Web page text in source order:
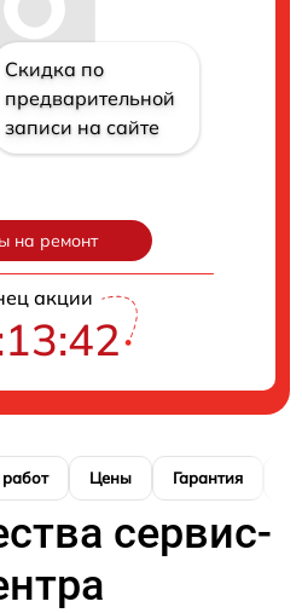
Скидка по
предварительной
записи на сайте
на ремонт
акции
Цены Гарантия
сервис-